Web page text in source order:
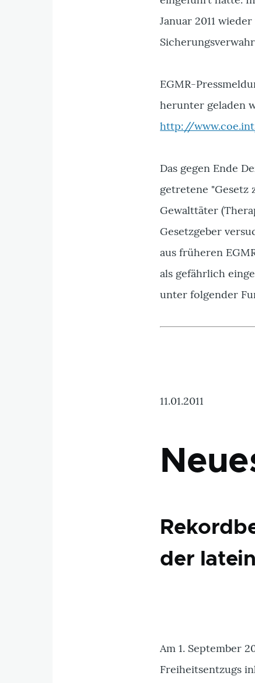
Januar 2011
EGMR-
herunter geladen
http://
Das gegen Ende
getretene
Gewalttäter
Gesetzgeber
aus früheren
als gefährlich
unter folgender
11.01.2011
der
Am 1. September
Freiheitsentzugs